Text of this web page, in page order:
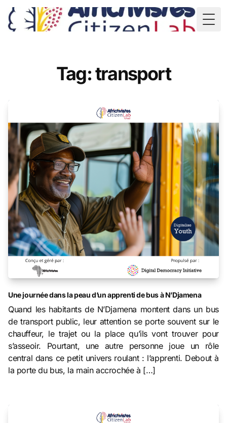
TD
Tag: transport
Une journée dans la peau d’un apprenti de bus à N’Djamena
Quand les habitants de N’Djamena montent dans un bus
de transport public, leur attention se porte souvent sur le
chauffeur, le trajet ou la place qu’ils vont trouver pour
s’asseoir. Pourtant, une autre personne joue un rôle
central dans ce petit univers roulant : l’apprenti. Debout à
la porte du bus, la main accrochée à […]